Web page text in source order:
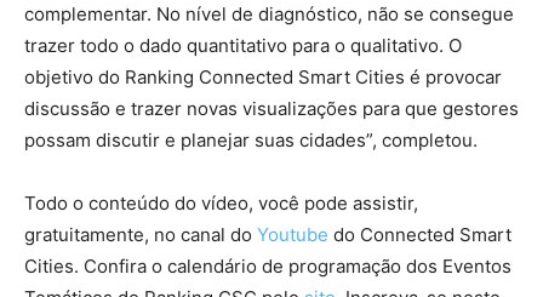
complementar. No nível de diagnóstico, não se consegue
trazer todo o dado quantitativo para o qualitativo. O
objetivo do Ranking Connected Smart Cities é provocar
discussão e trazer novas visualizações para que gestores
possam discutir e planejar suas cidades”, completou.
Todo o conteúdo do vídeo, você pode assistir,
gratuitamente, no canal do Youtube do Connected Smart
Cities. Confira o calendário de programação dos Eventos